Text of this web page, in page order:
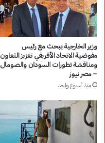
وزير الخارجية يبحث مع رئيس
مفوضية الاتحاد الأفريقي تعزيز التعاون
ومناقشة تطورات السودان والصومال
– مصر نيوز
منذ أسبوع واحد